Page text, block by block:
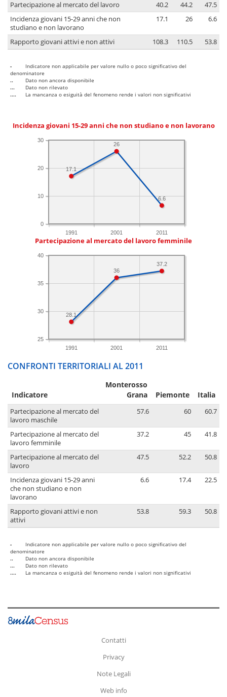
Partecipazione al mercato del lavoro 40.2 44.2
47.5
Incidenza giovani 15-29 anni che non
studiano e non lavorano
17.1 26 6.6
Rapporto giovani attivi e non attivi 108.3 110.5 53.8
-
Indicatore non applicabile per valore nullo o poco significativo del
denominatore
..
Dato non ancora disponibile
...
Dato non rilevato
....
La mancanza o esiguità del fenomeno rende i valori non significativi
Incidenza giovani 15-29 anni che non studiano e non lavorano
1991 2001 2011
0
10
20
30
6.6
26
17.1
Partecipazione al mercato del lavoro femminile
1991 2001 2011
25
30
35
40
37.2
36
28.1
CONFRONTI TERRITORIALI AL 2011
Indicatore
Monterosso
Grana
Piemonte Italia
Partecipazione al mercato del
lavoro maschile
57.6 60 60.7
Partecipazione al mercato del
lavoro femminile
37.2 45 41.8
Partecipazione al mercato del
lavoro
47.5 52.2 50.8
Incidenza giovani 15-29 anni
che non studiano e non
lavorano
6.6 17.4 22.5
Rapporto giovani attivi e non
attivi
53.8 59.3 50.8
-
Indicatore non applicabile per valore nullo o poco significativo del
denominatore
..
Dato non ancora disponibile
...
Dato non rilevato
....
La mancanza o esiguità del fenomeno rende i valori non significativi
Contatti
Privacy
Note Legali
Web info